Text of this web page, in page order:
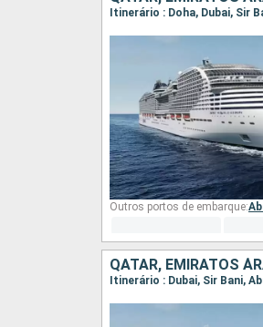
Itinerário : Doha, Dubai, Sir
Outros portos de embarque:
QATAR, EMIRATOS
Itinerário : Dubai, Sir Bani,